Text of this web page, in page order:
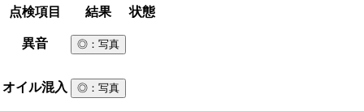
点検項目
結果 状態
異音 ◎ ：写真
オイル混入 ◎ ：写真